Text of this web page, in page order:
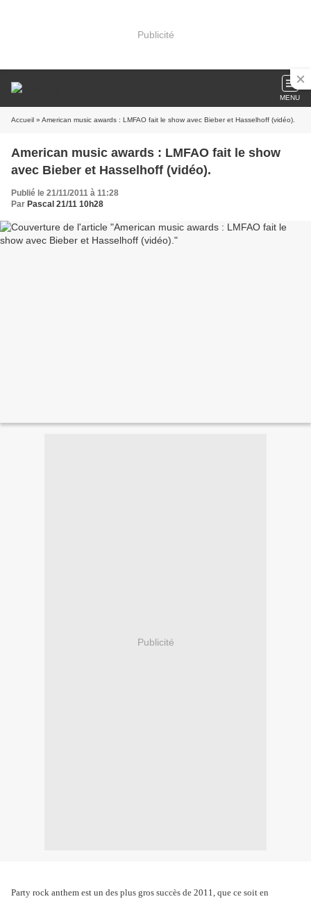
Publicité
MENU
Accueil » American music awards : LMFAO fait le show avec Bieber et Hasselhoff (vidéo).
American music awards : LMFAO fait le show
avec Bieber et Hasselhoff (vidéo).
Publié le 21/11/2011 à 11:28
Par Pascal 21/11 10h28
Publicité
Party rock anthem est un des plus gros succès de 2011, que ce soit en